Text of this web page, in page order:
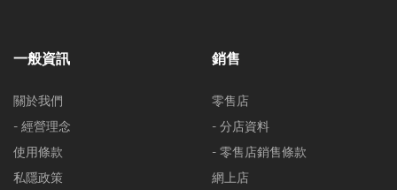
一般資訊
關於我們
- 經營理念
使用條款
私隱政策
銷售
零售店
- 分店資料
- 零售店銷售條款
網上店